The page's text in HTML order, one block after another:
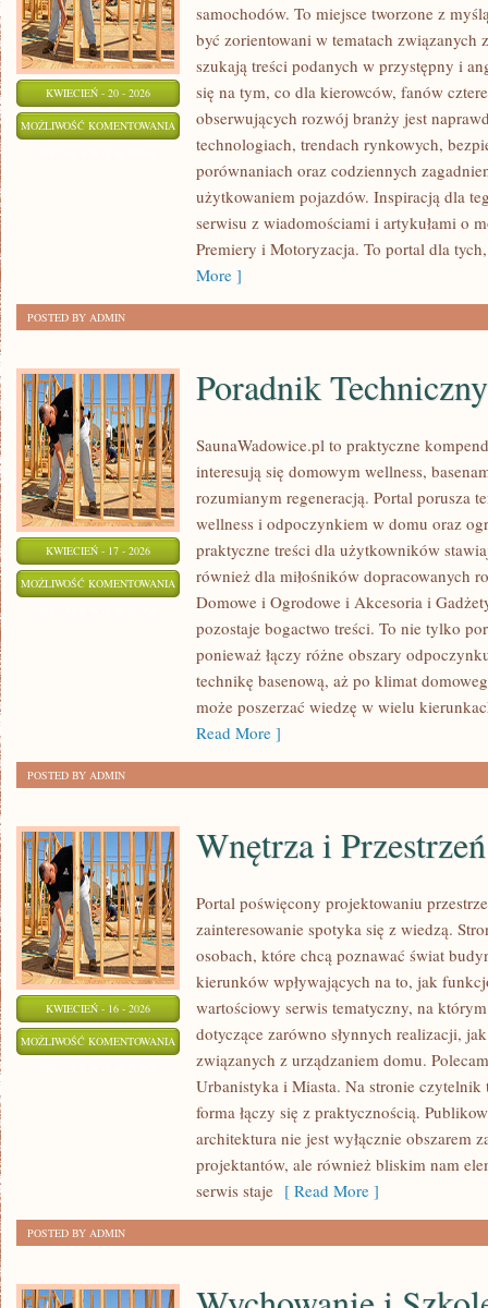
KWIECIEŃ - 20 - 2026
MOŻLIWOŚĆ KOMENTOWANIA ELEKTRYCZNA
REWOLUCJA
samochodów. To miejsce tworzone z
być zorientowani w tematach związanych
szukają treści podanych w przystępny i
się na tym, co dla kierowców, fanów
obserwujących rozwój branży jest
technologiach, trendach rynkowych,
porównaniach oraz codziennych
użytkowaniem pojazdów. Inspiracją dla
serwisu z wiadomościami i artykułami o
Premiery i Motoryzacja. To portal dla
More ]
POSTED BY ADMIN
KWIECIEŃ - 17 - 2026
MOŻLIWOŚĆ KOMENTOWANIA PORADNIK
TECHNICZNY
Poradnik Techniczny
SaunaWadowice.pl to praktyczne
interesują się domowym wellness,
rozumianym regeneracją. Portal porusza
wellness i odpoczynkiem w domu oraz
praktyczne treści dla użytkowników
również dla miłośników dopracowanych
Domowe i Ogrodowe i Akcesoria i
pozostaje bogactwo treści. To nie tylko
ponieważ łączy różne obszary
technikę basenową, aż po klimat
może poszerzać wiedzę w wielu
Read More ]
POSTED BY ADMIN
KWIECIEŃ - 16 - 2026
MOŻLIWOŚĆ KOMENTOWANIA WNĘTRZA
PRZESTRZEŃ
Wnętrza i Przestrzeń
Portal poświęcony projektowaniu
zainteresowanie spotyka się z wiedzą.
osobach, które chcą poznawać świat
kierunków wpływających na to, jak
wartościowy serwis tematyczny, na
dotyczące zarówno słynnych realizacji,
związanych z urządzaniem domu.
Urbanistyka i Miasta. Na stronie
forma łączy się z praktycznością.
architektura nie jest wyłącznie obszarem
projektantów, ale również bliskim nam
serwis staje [ Read More ]
POSTED BY ADMIN